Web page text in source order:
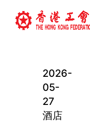
2026-
05-
27
酒店